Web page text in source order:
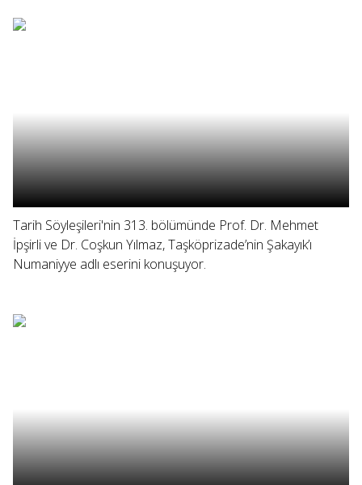
Tarih Söyleşileri'nin 313. bölümünde Prof. Dr. Mehmet
İpşirli ve Dr. Coşkun Yılmaz, Taşköprizade’nin Şakayık’ı
Numaniyye adlı eserini konuşuyor.